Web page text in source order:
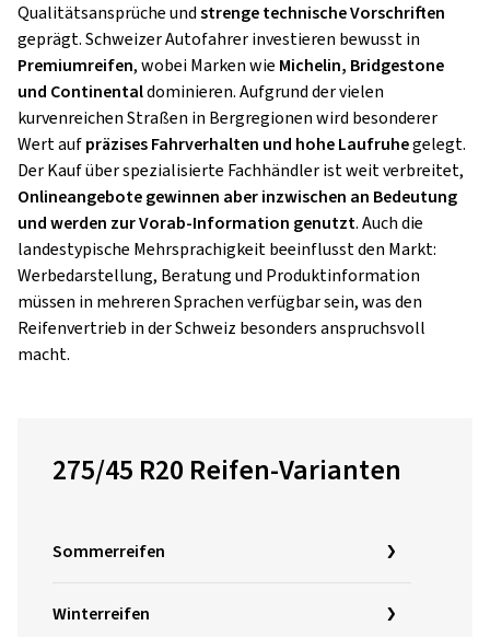
Qualitätsansprüche undstrenge technische Vorschriften
geprägt. Schweizer Autofahrer investieren bewusst in
Premiumreifen, wobei Marken wie Michelin, Bridgestone
und Continentaldominieren. Aufgrund der vielen
kurvenreichen Straßen in Bergregionen wird besonderer
Wert aufpräzises Fahrverhalten und hohe Laufruhegelegt.
Der Kauf über spezialisierte Fachhändler ist weit verbreitet,
Onlineangebote gewinnen aber inzwischen an Bedeutung
und werden zur Vorab-Information genutzt. Auch die
landestypische Mehrsprachigkeit beeinflusst den Markt:
Werbedarstellung, Beratung und Produktinformation
müssen in mehreren Sprachen verfügbar sein, was den
Reifenvertrieb in der Schweiz besonders anspruchsvoll
macht.
275/45 R20 Reifen-Varianten
Sommerreifen
Winterreifen